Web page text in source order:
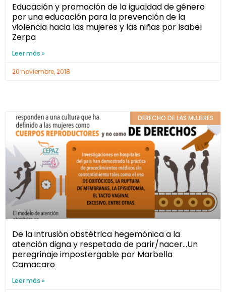
Educación y promoción de la igualdad de género
por una educación para la prevención de la
violencia hacia las mujeres y las niñas por Isabel
Zerpa
Leer más »
20 noviembre, 2018
DERECHO DE LAS MUJERES
De la intrusión obstétrica hegemónica a la
atención digna y respetada de parir/nacer…Un
peregrinaje impostergable por Marbella
Camacaro
Leer más »